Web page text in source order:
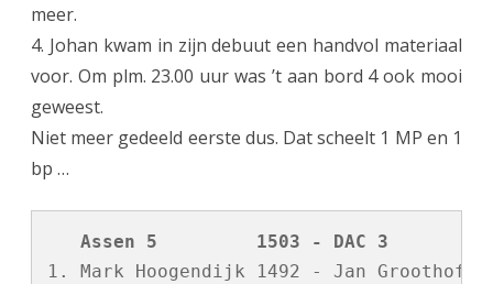
f
a
meer.
4. Johan kwam in zijn debuut een handvol materiaal
voor. Om plm. 23.00 uur was ’t aan bord 4 ook mooi
geweest.
Niet meer gedeeld eerste dus. Dat scheelt 1 MP en 1
bp …
Assen 5         1503 - DAC 3
1. Mark Hoogendijk 1492 - Jan Groothof